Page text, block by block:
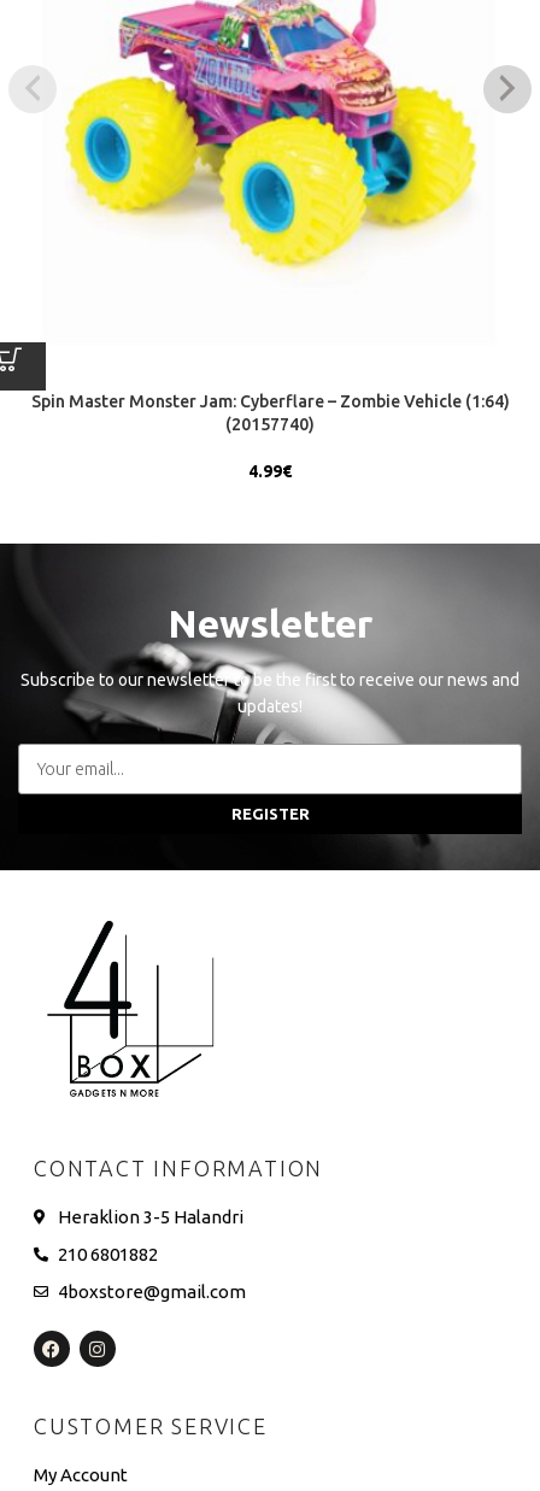
Spin Master Monster Jam: Cyberflare – Zombie Vehicle (1:64)
(20157740)
4.99€
Newsletter
Subscribe to our newsletter to be the first to receive our news and
updates!
REGISTER
CONTACT INFORMATION
Heraklion 3-5 Halandri
210 6801882
4boxstore@gmail.com
CUSTOMER SERVICE
My Account